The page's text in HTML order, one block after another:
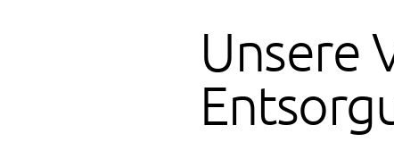
Unsere